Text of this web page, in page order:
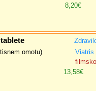
8,20€
omotu)
Viatris
13,58€